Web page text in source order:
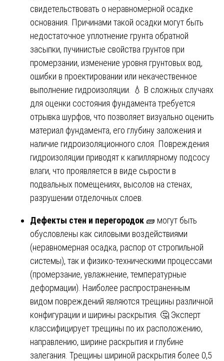
свидетельствовать о неравномерной осадке
основания. Причинами такой осадки могут быть
недостаточное уплотнение грунта обратной
засыпки, пучинистые свойства грунтов при
промерзании, изменение уровня грунтовых вод,
ошибки в проектировании или некачественное
выполнение гидроизоляции. 💧 В сложных случаях
для оценки состояния фундамента требуется
отрывка шурфов, что позволяет визуально оценить
материал фундамента, его глубину заложения и
наличие гидроизоляционного слоя. Повреждения
гидроизоляции приводят к капиллярному подсосу
влаги, что проявляется в виде сырости в
подвальных помещениях, высолов на стенах,
разрушении отделочных слоев.
Дефекты стен и перегородок 🧱 могут быть
обусловлены как силовыми воздействиями
(неравномерная осадка, распор от стропильной
системы), так и физико-техническими процессами
(промерзание, увлажнение, температурные
деформации). Наиболее распространенным
видом повреждений являются трещины различной
конфигурации и ширины раскрытия. 🤔 Эксперт
классифицирует трещины по их расположению,
направлению, ширине раскрытия и глубине
залегания. Трещины шириной раскрытия более 0,5